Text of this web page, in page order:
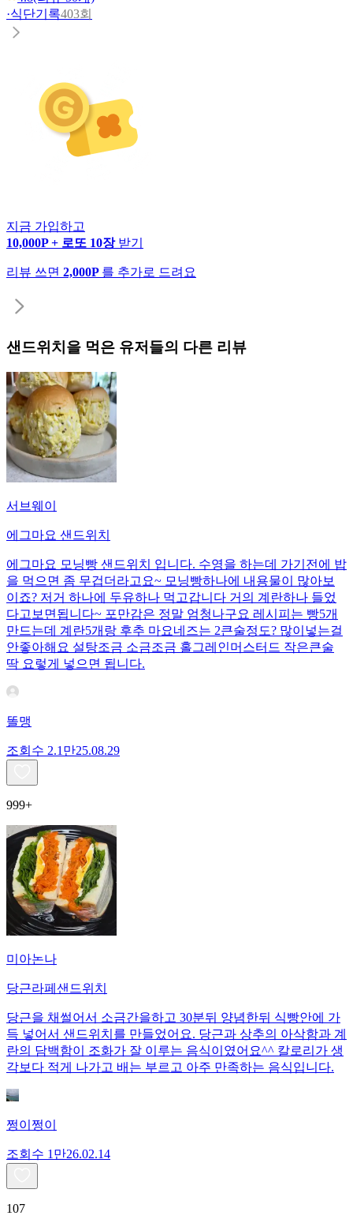
·식단기록403회
지금 가입하고
10,000P + 로또 10장 받기
리뷰 쓰면 2,000P 를 추가로 드려요
샌드위치 을 먹은 유저들의 다른 리뷰
서브웨이
에그마요 샌드위치
에그마요 모닝빵 샌드위치 입니다. 수영을 하는데 가기전에 밥
을 먹으면 좀 무겁더라고요~ 모닝빵하나에 내용물이 많아보
이죠? 저거 하나에 두유하나 먹고갑니다 거의 계란하나 들었
다고보면됩니다~ 포만감은 정말 엄청나구요 레시피는 빵5개
만드는데 계란5개랑 후추 마요네즈는 2큰술정도? 많이넣는걸
안좋아해요 설탕조금 소금조금 홀그레인머스터드 작은큰술
딱 요렇게 넣으면 됩니다.
똘맹
조회수 2.1만25.08.29
999+
미아논나
당근라페샌드위치
당근을 채썰어서 소금간을하고 30분뒤 양념한뒤 식빵안에 가
득 넣어서 샌드위치를 만들었어요. 당근과 상추의 아삭함과 계
란의 담백함이 조화가 잘 이루는 음식이였어요^^ 칼로리가 생
각보다 적게 나가고 배는 부르고 아주 만족하는 음식입니다.
쩡이쩡이
조회수 1만26.02.14
107